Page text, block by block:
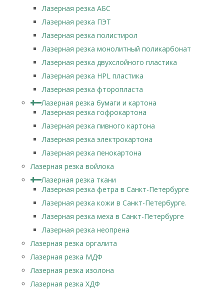
Лазерная резка АБС
Лазерная резка ПЭТ
Лазерная резка полистирол
Лазерная резка монолитный поликарбонат
Лазерная резка двухслойного пластика
Лазерная резка HPL пластика
Лазерная резка фторопласта
Лазерная резка бумаги и картона
Лазерная резка гофрокартона
Лазерная резка пивного картона
Лазерная резка электрокартона
Лазерная резка пенокартона
Лазерная резка войлока
Лазерная резка ткани
Лазерная резка фетра в Санкт-Петербурге
Лазерная резка кожи в Санкт-Петербурге.
Лазерная резка меха в Санкт-Петербурге
Лазерная резка неопрена
Лазерная резка оргалита
Лазерная резка МДФ
Лазерная резка изолона
Лазерная резка ХДФ